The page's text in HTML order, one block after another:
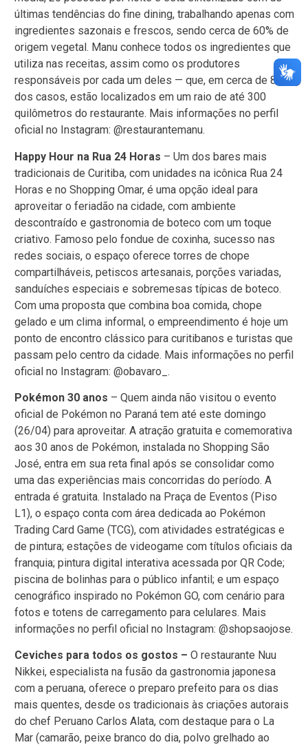
últimas tendências do fine dining, trabalhando apenas com
ingredientes sazonais e frescos, sendo cerca de 60% de
origem vegetal. Manu conhece todos os ingredientes que
utiliza nas receitas, assim como os produtores
responsáveis por cada um deles — que, em cerca de 80%
dos casos, estão localizados em um raio de até 300
quilômetros do restaurante. Mais informações no perfil
oficial no Instagram: @restaurantemanu.
Happy Hour na Rua 24 Horas – Um dos bares mais
tradicionais de Curitiba, com unidades na icônica Rua 24
Horas e no Shopping Omar, é uma opção ideal para
aproveitar o feriadão na cidade, com ambiente
descontraído e gastronomia de boteco com um toque
criativo. Famoso pelo fondue de coxinha, sucesso nas
redes sociais, o espaço oferece torres de chope
compartilháveis, petiscos artesanais, porções variadas,
sanduíches especiais e sobremesas típicas de boteco.
Com uma proposta que combina boa comida, chope
gelado e um clima informal, o empreendimento é hoje um
ponto de encontro clássico para curitibanos e turistas que
passam pelo centro da cidade. Mais informações no perfil
oficial no Instagram: @obavaro_.
Pokémon 30 anos – Quem ainda não visitou o evento
oficial de Pokémon no Paraná tem até este domingo
(26/04) para aproveitar. A atração gratuita e comemorativa
aos 30 anos de Pokémon, instalada no Shopping São
José, entra em sua reta final após se consolidar como
uma das experiências mais concorridas do período. A
entrada é gratuita. Instalado na Praça de Eventos (Piso
L1), o espaço conta com área dedicada ao Pokémon
Trading Card Game (TCG), com atividades estratégicas e
de pintura; estações de videogame com títulos oficiais da
franquia; pintura digital interativa acessada por QR Code;
piscina de bolinhas para o público infantil; e um espaço
cenográfico inspirado no Pokémon GO, com cenário para
fotos e totens de carregamento para celulares. Mais
informações no perfil oficial no Instagram: @shopsaojose.
Ceviches para todos os gostos – O restaurante Nuu
Nikkei, especialista na fusão da gastronomia japonesa
com a peruana, oferece o preparo prefeito para os dias
mais quentes, desde os tradicionais às criações autorais
do chef Peruano Carlos Alata, com destaque para o La
Mar (camarão, peixe branco do dia, polvo grelhado ao